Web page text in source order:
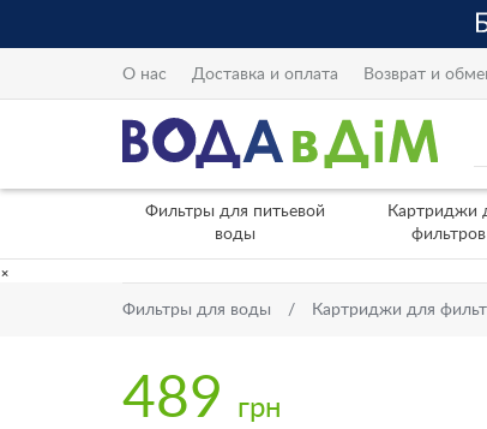
О нас Доставка и оплата Возврат и
Фильтры для питьевой
воды
Картриджи
фильтров
×
Фильтры для воды Картриджи для
489 грн